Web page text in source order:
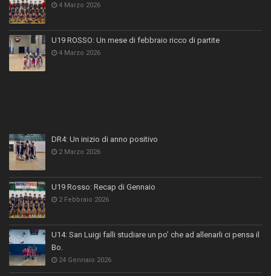
4 Marzo 2026
U19 ROSSO: Un mese di febbraio ricco di partite
4 Marzo 2026
DR4: Un inizio di anno positivo
2 Marzo 2026
U19 Rosso: Recap di Gennaio
2 Febbraio 2026
U14: San Luigi falli studiare un po’ che ad allenarli ci pensa il
Bo.
24 Gennaio 2026